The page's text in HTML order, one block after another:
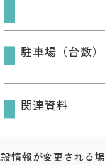
駐車場（台数）
関連資料
情報が変更される